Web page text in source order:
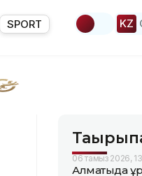
SPORT KZ
06 тамыз 2026,
Алматыда